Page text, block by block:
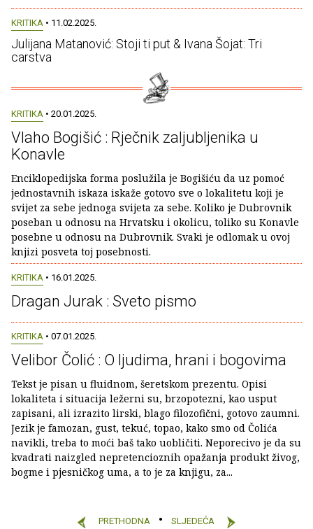
KRITIKA • 11.02.2025.
Julijana Matanović: Stoji ti put & Ivana Šojat: Tri
carstva
KRITIKA • 20.01.2025.
Vlaho Bogišić : Rječnik zaljubljenika u
Konavle
Enciklopedijska forma poslužila je Bogišiću da uz pomoć
jednostavnih iskaza iskaže gotovo sve o lokalitetu koji je
svijet za sebe jednoga svijeta za sebe. Koliko je Dubrovnik
poseban u odnosu na Hrvatsku i okolicu, toliko su Konavle
posebne u odnosu na Dubrovnik. Svaki je odlomak u ovoj
knjizi posveta toj posebnosti.
KRITIKA • 16.01.2025.
Dragan Jurak : Sveto pismo
KRITIKA • 07.01.2025.
Velibor Čolić : O ljudima, hrani i bogovima
Tekst je pisan u fluidnom, šeretskom prezentu. Opisi
lokaliteta i situacija ležerni su, brzopotezni, kao usput
zapisani, ali izrazito lirski, blago filozofični, gotovo zaumni.
Jezik je famozan, gust, tekuć, topao, kako smo od Čolića
navikli, treba to moći baš tako uobličiti. Neporecivo je da su
kvadrati naizgled nepretencioznih opažanja produkt živog,
bogme i pjesničkog uma, a to je za knjigu, za...
PRETHODNA SLJEDEĆA